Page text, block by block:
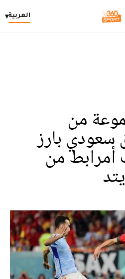
العربية▾
من
سعودي بارز
من